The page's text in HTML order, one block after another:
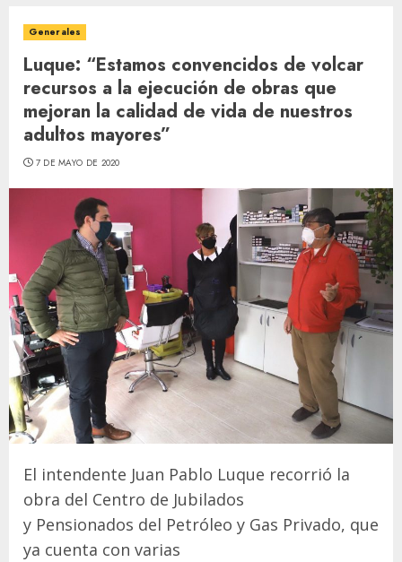
Generales
Luque: “Estamos convencidos de volcar
recursos a la ejecución de obras que
mejoran la calidad de vida de nuestros
adultos mayores”
7 DE MAYO DE 2020
El intendente Juan Pablo Luque recorrió la
obra del Centro de Jubilados
y Pensionados del Petróleo y Gas Privado, que
ya cuenta con varias